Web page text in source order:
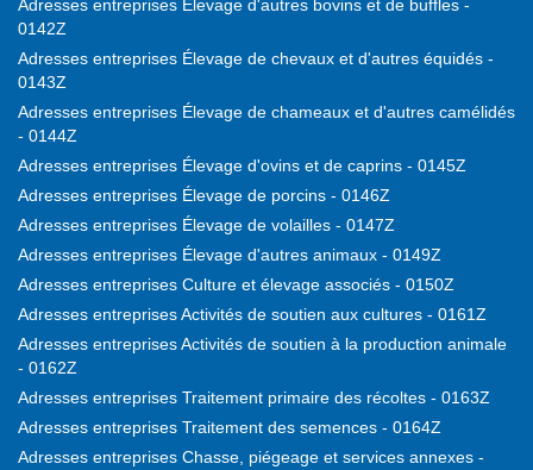
Adresses entreprises Élevage d'autres bovins et de buffles -
0142Z
Adresses entreprises Élevage de chevaux et d'autres équidés -
0143Z
Adresses entreprises Élevage de chameaux et d'autres camélidés
- 0144Z
Adresses entreprises Élevage d'ovins et de caprins - 0145Z
Adresses entreprises Élevage de porcins - 0146Z
Adresses entreprises Élevage de volailles - 0147Z
Adresses entreprises Élevage d'autres animaux - 0149Z
Adresses entreprises Culture et élevage associés - 0150Z
Adresses entreprises Activités de soutien aux cultures - 0161Z
Adresses entreprises Activités de soutien à la production animale
- 0162Z
Adresses entreprises Traitement primaire des récoltes - 0163Z
Adresses entreprises Traitement des semences - 0164Z
Adresses entreprises Chasse, piégeage et services annexes -